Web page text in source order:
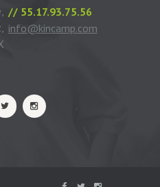
// 55.17.93.75.56
info@kincamp.com